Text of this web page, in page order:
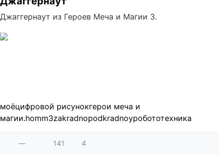
Джаггернаут из Героев Меча и Магии 3.
моёцифровой рисунокгерои меча и
магии.homm3zakradnopodkradnoyробототехника
— 141 4